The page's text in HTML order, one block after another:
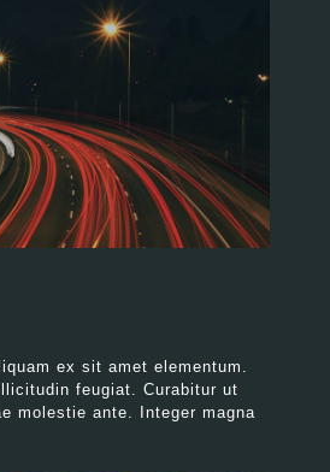
ex sit amet elementum.
feugiat. Curabitur ut
molestie ante. Integer magna